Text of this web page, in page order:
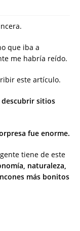
que iba a
me habría reído.
este artículo.
descubrir sitios
fue enorme.
tiene de este
naturaleza,
más bonitos